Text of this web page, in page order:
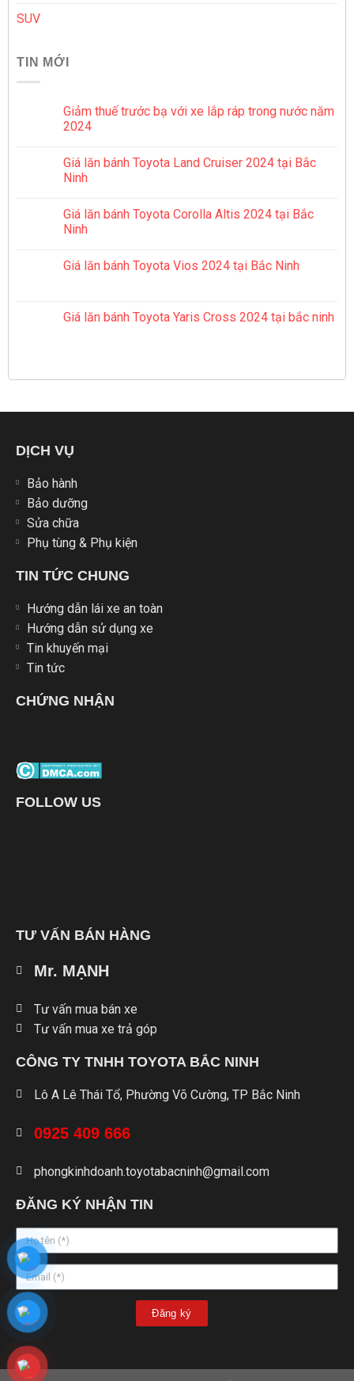
SUV
TIN MỚI
Giảm thuế trước bạ với xe lắp ráp trong nước năm
2024
Giá lăn bánh Toyota Land Cruiser 2024 tại Bắc
Ninh
Giá lăn bánh Toyota Corolla Altis 2024 tại Bắc
Ninh
Giá lăn bánh Toyota Vios 2024 tại Bắc Ninh
Giá lăn bánh Toyota Yaris Cross 2024 tại bắc ninh
DỊCH VỤ
Bảo hành
Bảo dưỡng
Sửa chữa
Phụ tùng & Phụ kiện
TIN TỨC CHUNG
Hướng dẫn lái xe an toàn
Hướng dẫn sử dụng xe
Tin khuyến mại
Tin tức
CHỨNG NHẬN
FOLLOW US
TƯ VẤN BÁN HÀNG
Mr. MẠNH
Tư vấn mua bán xe
Tư vấn mua xe trả góp
CÔNG TY TNHH TOYOTA BẮC NINH
Lô A Lê Thái Tổ, Phường Võ Cường, TP Bắc Ninh
0925 409 666
phongkinhdoanh.toyotabacninh@gmail.com
ĐĂNG KÝ NHẬN TIN
Đăng ký